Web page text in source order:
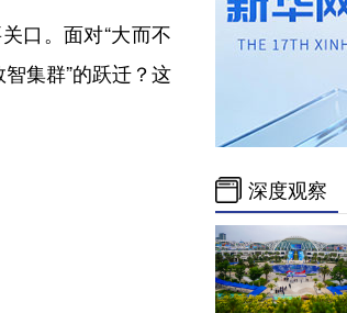
口。面对“大而不
集群”的跃迁？这
深度观察